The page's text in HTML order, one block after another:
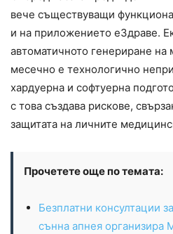
вече съществуващи
и на приложението еЗдраве.
автоматичното генериране
месечно е технологично
хардуерна и софтуерна
с това създава рискове,
защитата на личните
Прочетете още по темата:
Безплатни консултации
сънна апнея организира